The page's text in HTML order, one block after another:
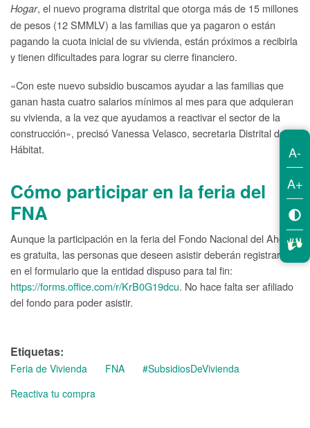
Hogar, el nuevo programa distrital que otorga más de 15 millones
de pesos (12 SMMLV) a las familias que ya pagaron o están
pagando la cuota inicial de su vivienda, están próximos a recibirla
y tienen dificultades para lograr su cierre financiero.
«Con este nuevo subsidio buscamos ayudar a las familias que
ganan hasta cuatro salarios mínimos al mes para que adquieran
su vivienda, a la vez que ayudamos a reactivar el sector de la
construcción», precisó Vanessa Velasco, secretaria Distrital del
Hábitat.
Cómo participar en la feria del
FNA
Aunque la participación en la feria del Fondo Nacional del Ahorro
es gratuita, las personas que deseen asistir deberán registrarse
en el formulario que la entidad dispuso para tal fin:
https://forms.office.com/r/KrB0G19dcu. No hace falta ser afiliado
del fondo para poder asistir.
Etiquetas
Feria de Vivienda FNA
#SubsidiosDeVivienda
Reactiva tu compra
A-
A+